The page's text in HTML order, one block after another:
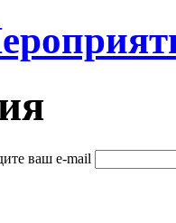
ваш e-mail